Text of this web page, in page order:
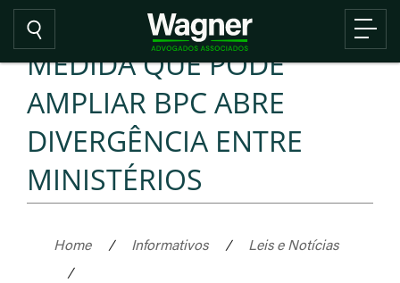
MEDIDA QUE PODE
AMPLIAR BPC ABRE
DIVERGÊNCIA ENTRE
MINISTÉRIOS
Home / Informativos /
Leis e Notícias
/